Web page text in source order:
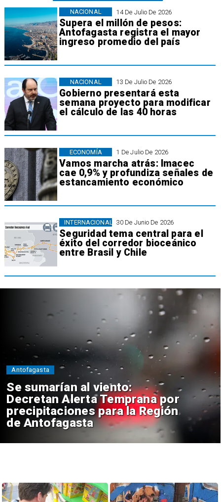
14 De Julio De 2026
Supera el millón de pesos:
Antofagasta registra el mayor
ingreso promedio del país
NACIONAL
13 De Julio De 2026
Gobierno presentará esta
semana proyecto para modificar
el cálculo de las 40 horas
NACIONAL
1 De Julio De 2026
Vamos marcha atrás: Imacec
cae 0,9% y profundiza señales de
estancamiento económico
ECONOMÍA
30 De Junio De 2026
Seguridad tema central para el
éxito del corredor bioceánico
entre Brasil y Chile
INTERNACIONAL
Se sumarían al viento:
Decretan Alerta Temprana por
precipitaciones para la Región
de Antofagasta
Antofagasta